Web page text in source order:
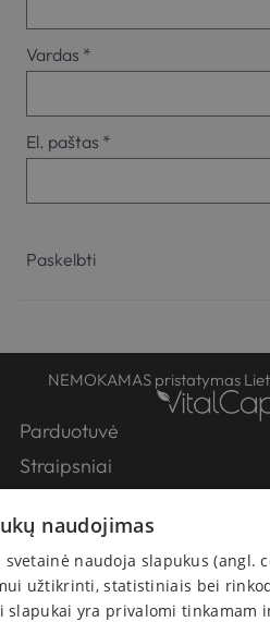
Vardas *
El. paštas *
NEMOKAMAS pristatymas
Parduotuvė
Straipsniai
Apie Mus
Kontaktai
Pirkimo-pardavimo taisyklės
naudojimas
svetainė naudoja slapukus (angl.
užtikrinti, statistiniais bei
slapukai yra privalomi tinkamam